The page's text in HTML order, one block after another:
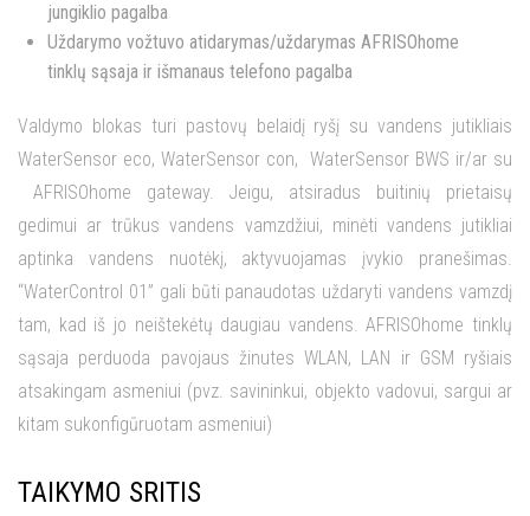
jungiklio pagalba
Uždarymo vožtuvo atidarymas/uždarymas AFRISOhome
tinklų sąsaja ir išmanaus telefono pagalba
Valdymo blokas turi pastovų belaidį ryšį su vandens jutikliais
WaterSensor eco, WaterSensor con, WaterSensor BWS ir/ar su
AFRISOhome gateway. Jeigu, atsiradus buitinių prietaisų
gedimui ar trūkus vandens vamzdžiui, minėti vandens jutikliai
aptinka vandens nuotėkį, aktyvuojamas įvykio pranešimas.
“WaterControl 01” gali būti panaudotas uždaryti vandens vamzdį
tam, kad iš jo neištekėtų daugiau vandens. AFRISOhome tinklų
sąsaja perduoda pavojaus žinutes WLAN, LAN ir GSM ryšiais
atsakingam asmeniui (pvz. savininkui, objekto vadovui, sargui ar
kitam sukonfigūruotam asmeniui)
TAIKYMO SRITIS